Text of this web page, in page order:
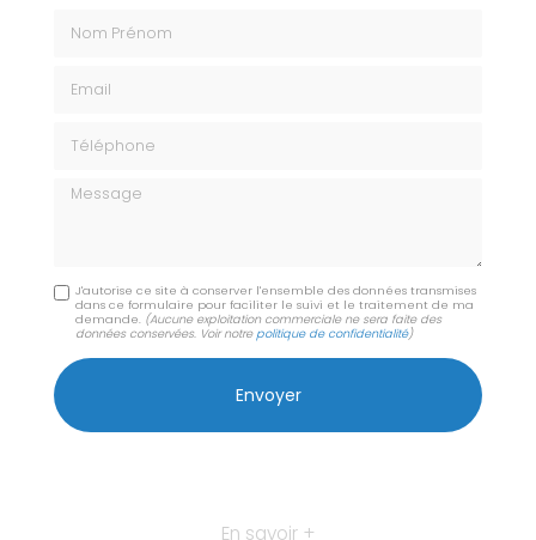
Message
J'autorise ce site à conserver l'ensemble des données transmises
dans ce formulaire pour faciliter le suivi et le traitement de ma
demande. (Aucune exploitation commerciale ne sera faite des
données conservées. Voir notrepolitique de confidentialité)
En savoir +